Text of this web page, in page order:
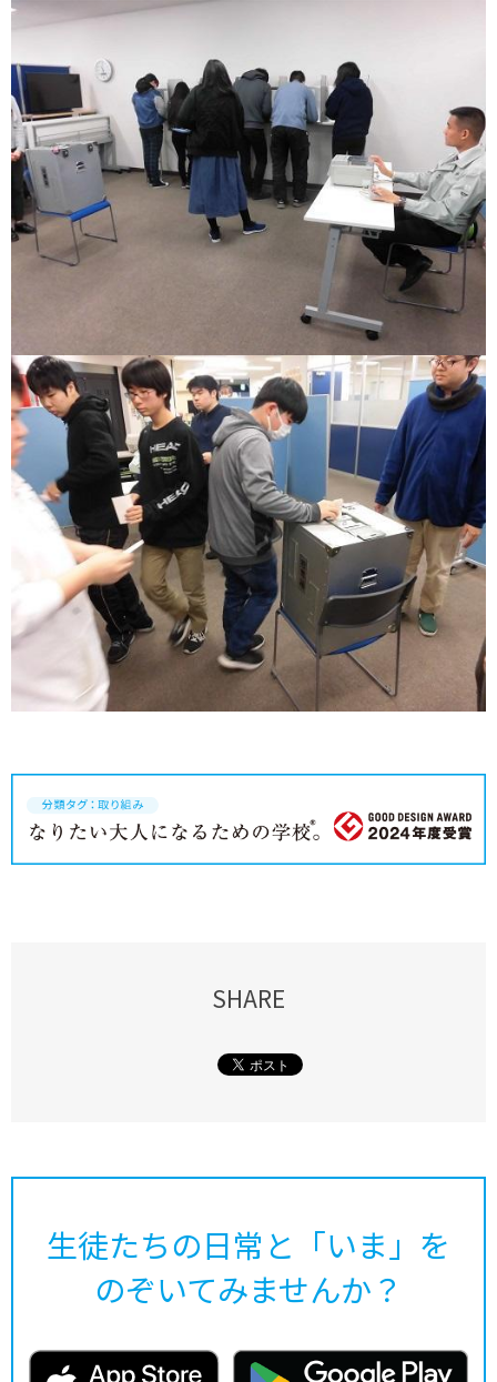
SHARE
生徒たちの日常と「いま」を
のぞいてみませんか？